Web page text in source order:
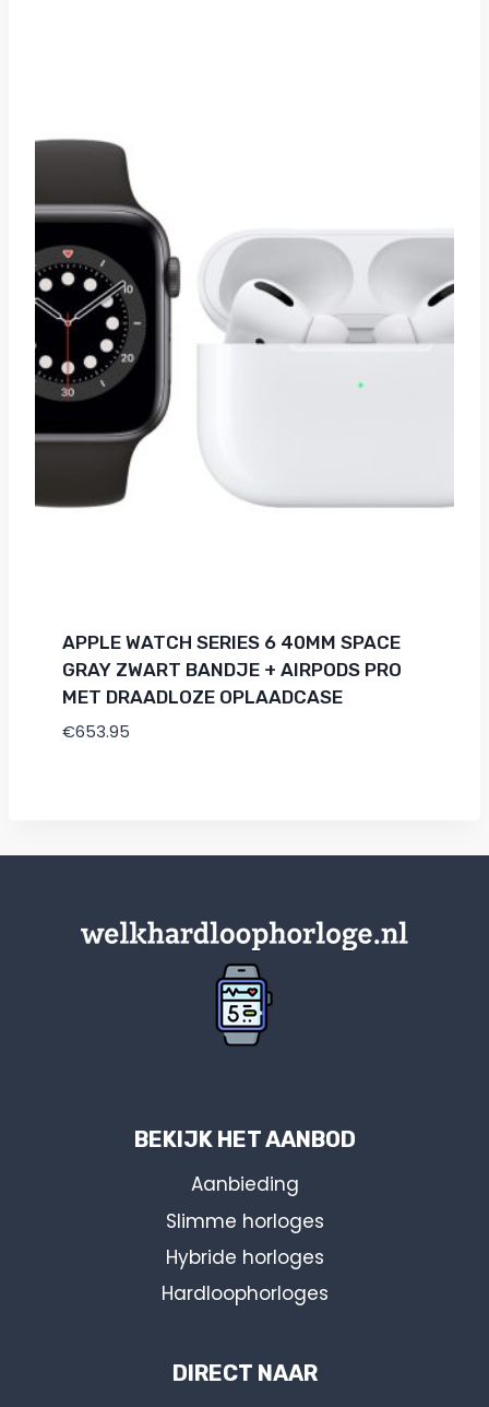
APPLE WATCH SERIES 6 40MM SPACE
GRAY ZWART BANDJE + AIRPODS PRO
MET DRAADLOZE OPLAADCASE
€653.95
BEKIJK HET AANBOD
Aanbieding
Slimme horloges
Hybride horloges
Hardloophorloges
DIRECT NAAR